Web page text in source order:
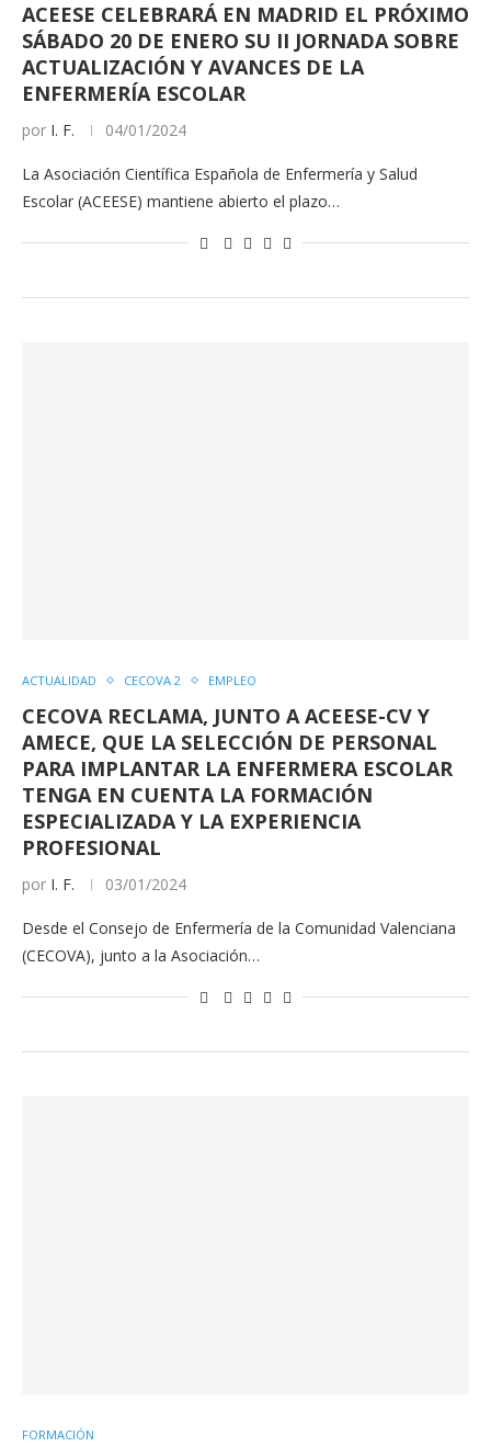
ACEESE CELEBRARÁ EN MADRID EL PRÓXIMO
SÁBADO 20 DE ENERO SU II JORNADA SOBRE
ACTUALIZACIÓN Y AVANCES DE LA
ENFERMERÍA ESCOLAR
por I. F. 04/01/2024
La Asociación Científica Española de Enfermería y Salud
Escolar (ACEESE) mantiene abierto el plazo…
ACTUALIDAD CECOVA 2 EMPLEO
CECOVA RECLAMA, JUNTO A ACEESE-CV Y
AMECE, QUE LA SELECCIÓN DE PERSONAL
PARA IMPLANTAR LA ENFERMERA ESCOLAR
TENGA EN CUENTA LA FORMACIÓN
ESPECIALIZADA Y LA EXPERIENCIA
PROFESIONAL
por I. F. 03/01/2024
Desde el Consejo de Enfermería de la Comunidad Valenciana
(CECOVA), junto a la Asociación…
FORMACIÓN